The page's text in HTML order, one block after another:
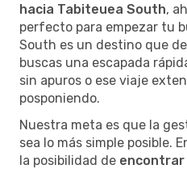
hacia Tabiteuea South,
perfecto para empezar tu
South es un destino que
buscas una escapada
sin apuros o ese viaje
posponiendo.
Nuestra meta es que la
sea lo más simple posible.
la posibilidad de encontrar